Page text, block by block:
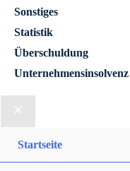
Sonstiges
Statistik
Überschuldung
Unternehmensinsolvenz
Startseite